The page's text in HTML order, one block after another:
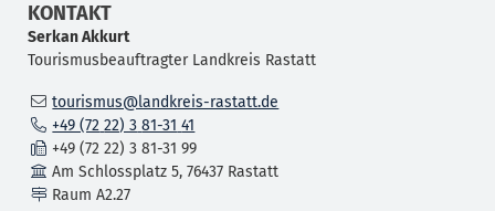
KONTAKT
SerkanAkkurt
Tourismusbeauftragter Landkreis Rastatt
tourismus@landkreis-rastatt.de
+49 (72 22) 3 81-31 41
+49 (72 22) 3 81-31 99
Am Schlossplatz 5, 76437 Rastatt
Raum A2.27